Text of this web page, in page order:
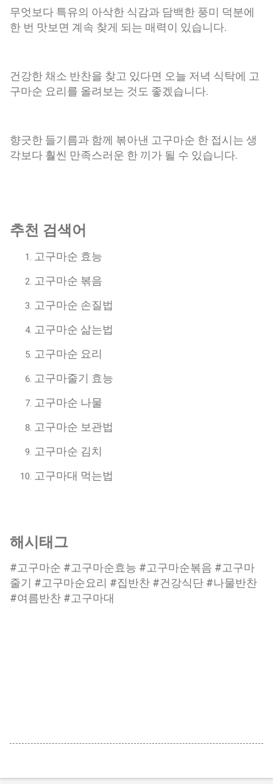
무엇보다 특유의 아삭한 식감과 담백한 풍미 덕분에
한 번 맛보면 계속 찾게 되는 매력이 있습니다.
건강한 채소 반찬을 찾고 있다면 오늘 저녁 식탁에 고
구마순 요리를 올려보는 것도 좋겠습니다.
향긋한 들기름과 함께 볶아낸 고구마순 한 접시는 생
각보다 훨씬 만족스러운 한 끼가 될 수 있습니다.
추천 검색어
고구마순 효능
고구마순 볶음
고구마순 손질법
고구마순 삶는법
고구마순 요리
고구마줄기 효능
고구마순 나물
고구마순 보관법
고구마순 김치
고구마대 먹는법
해시태그
#고구마순 #고구마순효능 #고구마순볶음 #고구마
줄기 #고구마순요리 #집반찬 #건강식단 #나물반찬
#여름반찬 #고구마대